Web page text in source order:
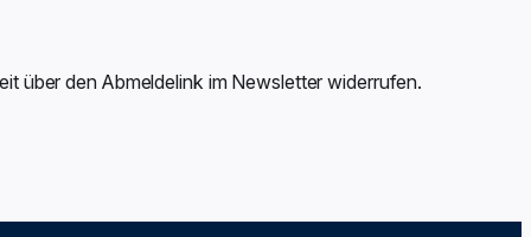
über den Abmeldelink im Newsletter widerrufen.